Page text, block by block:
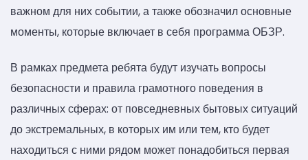
важном для них событии, а также обозначил основные
моменты, которые включает в себя программа ОБЗР.
В рамках предмета ребята будут изучать вопросы
безопасности и правила грамотного поведения в
различных сферах: от повседневных бытовых ситуаций
до экстремальных, в которых им или тем, кто будет
находиться с ними рядом может понадобиться первая